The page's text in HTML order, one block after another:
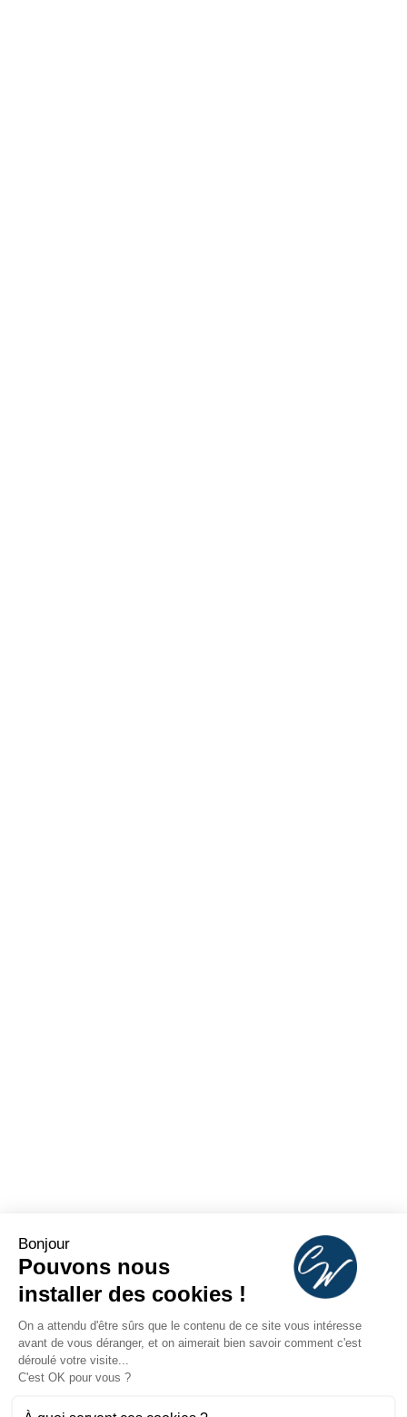
Bonjour
Pouvons nous
installer des cookies !
On a attendu d'être sûrs que le contenu de ce site vous intéresse
avant de vous déranger, et on aimerait bien savoir comment c'est
déroulé votre visite...
C'est OK pour vous ?